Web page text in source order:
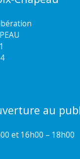
au
et 16h00 – 18h00